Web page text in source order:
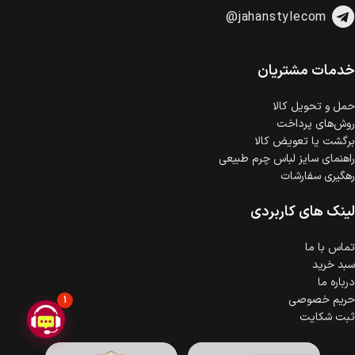
خرید اقساطی با شرایط آسان و بدون ضامن امکان‌پذیر
است.
گارانتی معتبر برای تمامی محصولات ارائه می‌شود.
@jahanstylecom
خدمات مشتریان
حمل‌ و تحویل کالا
روش‌های پرداخت
برگشت یا تعویض کالا
راهنمای سایز لباس چرم طبیعی
رهگیری سفارشات
لینک های کاربردی
تماس با ما
سبد خرید
درباره ما
حریم خصوصی
ثبت شکایت
1